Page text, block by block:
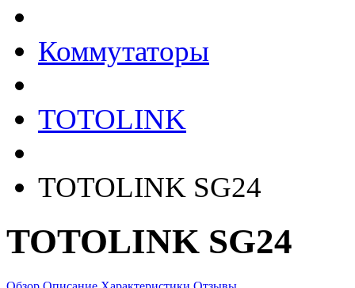
Коммутаторы
TOTOLINK
TOTOLINK SG24
TOTOLINK SG24